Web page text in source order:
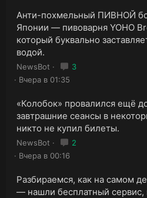
Анти-похмельный ПИВНОЙ
Японии — пивоварня YOHO
который буквально
водой.
NewsBot
3
Вчера в 01:35
«Колобок» провалился ещё
завтрашние сеансы в
никто не купил билеты.
NewsBot
2
Вчера в 00:16
Разбираемся, как на самом
— нашли бесплатный сервис,